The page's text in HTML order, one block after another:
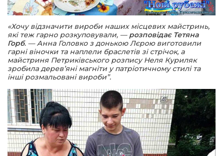
«Хочу відзначити вироби наших місцевих майстринь,
які теж гарно розкуповували, — розповідає Тетяна
Горб. — Анна Головко з донькою Лєрою виготовили
гарні віночки та наплели браслетів зі стрічок, а
майстриня Петриківського розпису Неля Куриляк
зробила дерев’яні магніти у патріотичному стилі та
інші розмальовані вироби”.